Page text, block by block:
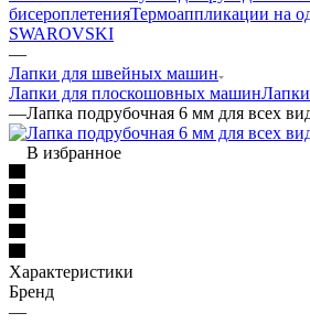
бисероплетенияТермоаппликации на
SWAROVSKI
—
Лапки для швейных машин
Лапки для плоскошовных машинЛапки
—Лапка подрубочная 6 мм для всех
В избранное
Характеристики
Бренд
—